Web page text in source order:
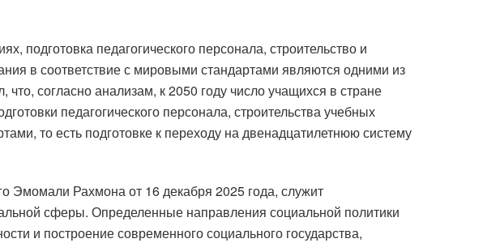
подготовка педагогического персонала, строительство и
в соответствие с мировыми стандартами являются одними из
согласно анализам, к 2050 году число учащихся в стране
педагогического персонала, строительства учебных
то есть подготовке к переходу на двенадцатилетнюю систему
Эмомали Рахмона от 16 декабря 2025 года, служит
сферы. Определенные направления социальной политики
и построение современного социального государства,